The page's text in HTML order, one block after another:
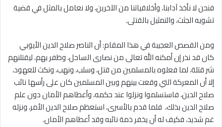
فنحن لا نأخذ آدابنا، وأخلاقياتنا من الآخرين، ولا نعامل بالمثل في قضية
تشويه الجثث، والتمثيل بالقتلى.
ومن القصص العجيبة في هذا المقام: أن الناصر صلاح الدين الأيوبي
كان قد نذر إن أمكنه الله تعالى من نصارى الساحل، وظفر بهم، ليقتلنهم
شر قتلة، لما فعلوه بالمسلمين من قتل، وسلب، ونهب، ونكث للعهود،
إلا أن المعركة التي وقعت بينهم وبين المسلمين كان على رأسها نائب
صلاح الدين، فاستسلموا ونزلوا عند حكمه، وأعطاهم الأمان دون علم
صلاح الدين بذلك، فلما قدم بالأسرى، استعظم صلاح الدين الأمر، ونزله
غم شديد، فكيف له أن يخفر ذمة نائبه وقد أعطاهم الأمان.